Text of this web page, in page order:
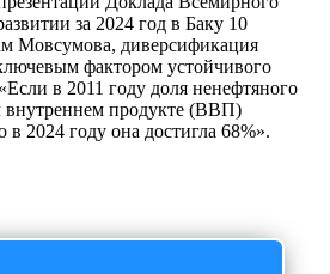
за 2024 год в Баку 10
Мовсумова, диверсификация
фактором устойчивого
в 2011 году доля ненефтяного
внутреннем продукте (ВВП)
в 2024 году она достигла 68%».